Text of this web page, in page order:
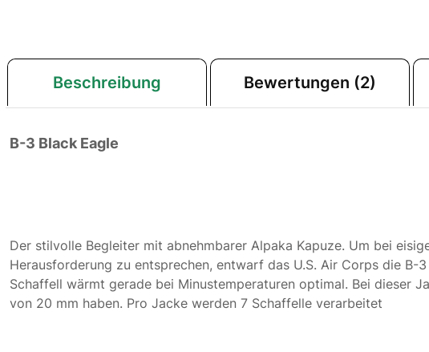
Beschreibung Bewertungen (2)
B-3 Black Eagle
Der stilvolle Begleiter mit abnehmbarer Alpaka Kapuze. Um bei
Herausforderung zu entsprechen, entwarf das U.S. Air Corps die
Schaffell wärmt gerade bei Minustemperaturen optimal. Bei dieser
von 20 mm haben. Pro Jacke werden 7 Schaffelle verarbeitet